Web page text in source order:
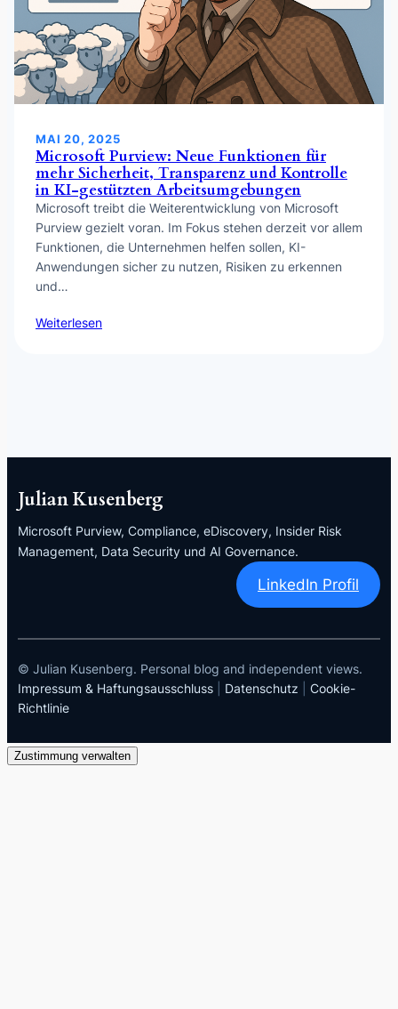
MAI 20, 2025
Microsoft Purview: Neue Funktionen für
mehr Sicherheit, Transparenz und Kontrolle
in KI-gestützten Arbeitsumgebungen
Microsoft treibt die Weiterentwicklung von Microsoft
Purview gezielt voran. Im Fokus stehen derzeit vor allem
Funktionen, die Unternehmen helfen sollen, KI-
Anwendungen sicher zu nutzen, Risiken zu erkennen
und…
Weiterlesen
Julian Kusenberg
Microsoft Purview, Compliance, eDiscovery, Insider Risk
Management, Data Security und AI Governance.
LinkedIn Profil
© Julian Kusenberg. Personal blog and independent views.
Impressum & Haftungsausschluss
Datenschutz
Cookie-
Richtlinie
Zustimmung verwalten